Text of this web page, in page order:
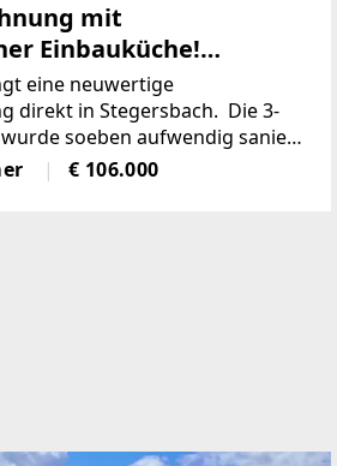
mit
Einbauküche!
eine neuwertige
direkt in Stegersbach. Die 3-
soeben aufwendig saniert.
dieElektronik gänzlich
niedrigen
€ 106.000